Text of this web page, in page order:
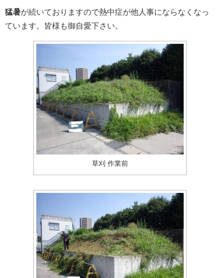
猛暑が続いておりますので熱中症が他人事にならなくなっ
ています。皆様も御自愛下さい。
草刈 作業前